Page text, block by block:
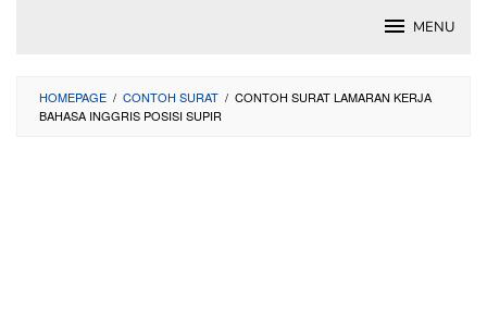
MENU
HOMEPAGE / CONTOH SURAT / CONTOH SURAT LAMARAN KERJA
BAHASA INGGRIS POSISI SUPIR